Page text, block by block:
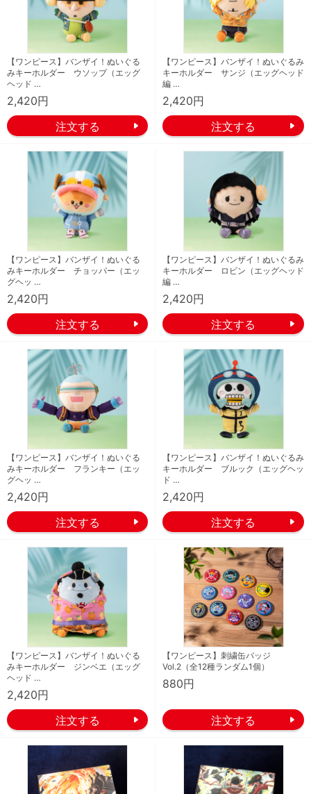
【ワンピース】バンザイ！ぬいぐる
みキーホルダー ウソップ（エッグ
ヘッド …
2,420円
【ワンピース】バンザイ！ぬいぐるみ
キーホルダー サンジ（エッグヘッド
編 …
2,420円
【ワンピース】バンザイ！ぬいぐる
みキーホルダー チョッパー（エッ
グヘッ …
2,420円
【ワンピース】バンザイ！ぬいぐるみ
キーホルダー ロビン（エッグヘッド
編 …
2,420円
【ワンピース】バンザイ！ぬいぐる
みキーホルダー フランキー（エッ
グヘッ …
2,420円
【ワンピース】バンザイ！ぬいぐるみ
キーホルダー ブルック（エッグヘッ
ド …
2,420円
【ワンピース】バンザイ！ぬいぐる
みキーホルダー ジンベエ（エッグ
ヘッド …
2,420円
【ワンピース】刺繍缶バッジ
Vol.2（全12種ランダム1個）
880円